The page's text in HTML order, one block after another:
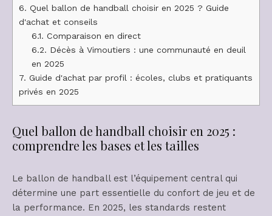
6. Quel ballon de handball choisir en 2025 ? Guide
d'achat et conseils
6.1. Comparaison en direct
6.2. Décès à Vimoutiers : une communauté en deuil
en 2025
7. Guide d'achat par profil : écoles, clubs et pratiquants
privés en 2025
Quel ballon de handball choisir en 2025 :
comprendre les bases et les tailles
Le ballon de handball est l’équipement central qui
détermine une part essentielle du confort de jeu et de
la performance. En 2025, les standards restent